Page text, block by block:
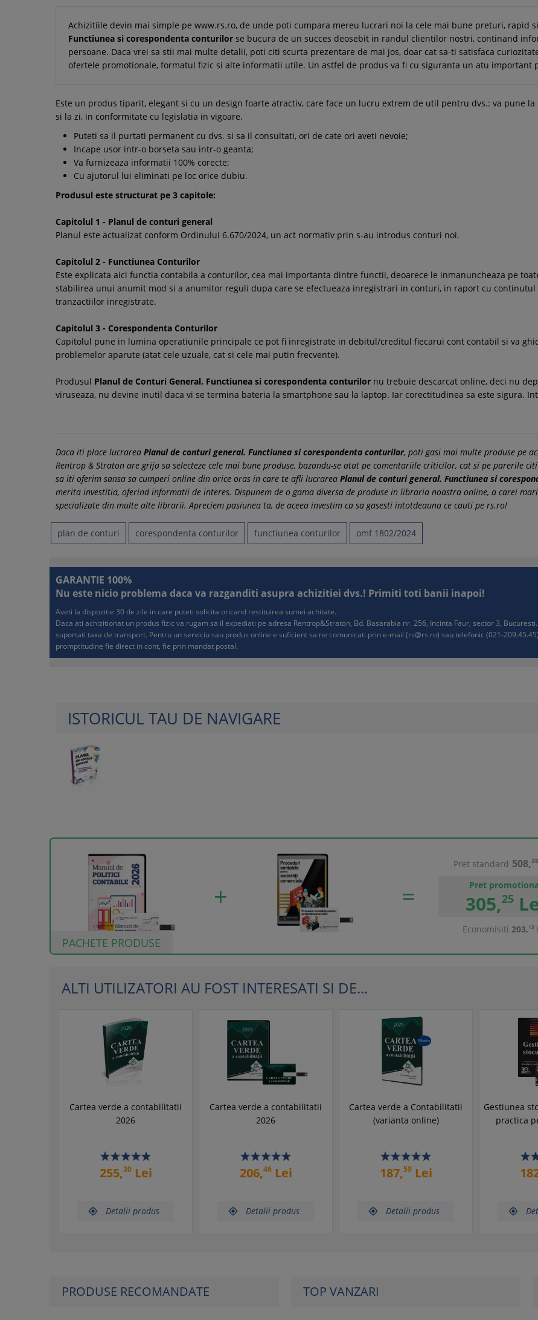
Achizitiile devin mai simple pe www.rs.ro, de unde poti cumpara mereu lucrari noi la cele mai bune preturi, rapid
Functiunea si corespondenta conturilor se bucura de un succes deosebit in randul clientilor nostri, continand
persoane. Daca vrei sa stii mai multe detalii, poti citi scurta prezentare de mai jos, doar cat sa-ti satisfaca
ofertele promotionale, formatul fizic si alte informatii utile. Un astfel de produs va fi cu siguranta un atu important
Este un produs tiparit, elegant si cu un design foarte atractiv, care face un lucru extrem de util pentru dvs.: va pune
si la zi, in conformitate cu legislatia in vigoare.
Puteti sa il purtati permanent cu dvs. si sa il consultati, ori de cate ori aveti nevoie;
Incape usor intr-o borseta sau intr-o geanta;
Va furnizeaza informatii 100% corecte;
Cu ajutorul lui eliminati pe loc orice dubiu.
Produsul este structurat pe 3 capitole:
Capitolul 1 - Planul de conturi general
Planul este actualizat conform Ordinului 6.670/2024, un act normativ prin s-au introdus conturi noi.
Capitolul 2 - Functiunea Conturilor
Este explicata aici functia contabila a conturilor, cea mai importanta dintre functii, deoarece le inmanuncheaza pe
stabilirea unui anumit mod si a anumitor reguli dupa care se efectueaza inregistrari in conturi, in raport cu
tranzactiilor inregistrate.
Capitolul 3 - Corespondenta Conturilor
Capitolul pune in lumina operatiunile principale ce pot fi inregistrate in debitul/creditul fiecarui cont contabil si va
problemelor aparute (atat cele uzuale, cat si cele mai putin frecvente).
Produsul Planul de Conturi General. Functiunea si corespondenta conturilor nu trebuie descarcat online, deci nu
viruseaza, nu devine inutil daca vi se termina bateria la smartphone sau la laptop. Iar corectitudinea sa este sigura.
Daca iti place lucrarea Planul de conturi general. Functiunea si corespondenta conturilor, poti gasi mai multe produse pe
Rentrop & Straton are grija sa selecteze cele mai bune produse, bazandu-se atat pe comentariile criticilor, cat si pe parerile
sa iti oferim sansa sa cumperi online din orice oras in care te afli lucrarea Planul de conturi general. Functiunea si
merita investitia, oferind informatii de interes. Dispunem de o gama diversa de produse in libraria noastra online, a carei
specializate din multe alte librarii. Apreciem pasiunea ta, de aceea investim ca sa gasesti intotdeauna ce cauti pe rs.ro!
plan de conturi corespondenta conturilor functiunea conturilor omf 1802/2024
GARANTIE 100%
Nu este nicio problema daca va razganditi asupra achizitiei dvs.! Primiti toti banii inapoi!
Aveti la dispozitie 30 de zile in care puteti solicita oricand restituirea sumei achitate.
Daca ati achizitionat un produs fizic va rugam sa il expediati pe adresa Rentrop&Straton, Bd. Basarabia nr. 256, Incinta Faur, sector 3,
suportati taxa de transport. Pentru un serviciu sau produs online e suficient sa ne comunicati prin e-mail (rs@rs.ro) sau telefonic (021-
promptitudine fie direct in cont, fie prin mandat postal.
ISTORICUL TAU DE NAVIGARE
PACHETE PRODUSE
Pret standard 508,38
Pret
305,25
Economisiti 203,13
ALTI UTILIZATORI AU FOST INTERESATI SI DE...
Cartea verde a contabilitatii
2026
255,30Lei
 Detalii produs
Cartea verde a contabilitatii
2026
206,46Lei
 Detalii produs
Cartea verde a Contabilitatii
(varianta online)
187,59Lei
 Detalii produs
Gestiunea
practica

PRODUSE RECOMANDATE TOP VANZARI